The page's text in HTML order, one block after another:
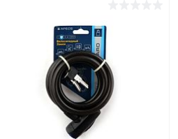
В корзину
Купить в 1 клик Сравнение
В избранное В наличии